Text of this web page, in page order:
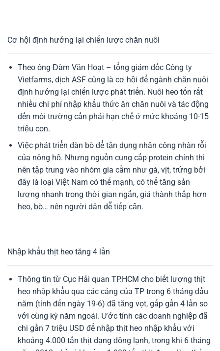
Cơ hội định hướng lại chiến lược chăn nuôi
Theo ông Đàm Văn Hoạt – tổng giám đốc Công ty
Vietfarms, dịch ASF cũng là cơ hội để ngành chăn nuôi
định hướng lại chiến lược phát triển. Nuôi heo tốn rất
nhiều chi phí nhập khẩu thức ăn chăn nuôi và tác động
đến môi trường cần phải hạn chế ở mức khoảng 10-15
triệu con.
Việc phát triển đàn bò để tận dụng nhân công nhàn rỗi
của nông hộ. Nhưng nguồn cung cấp protein chính thì
nên tập trung vào nhóm gia cầm như gà, vịt, trứng bởi
đây là loại Việt Nam có thế mạnh, có thể tăng sản
lượng nhanh trong thời gian ngắn, giá thành thấp hơn
heo, bò… nên người dân dễ tiếp cận.
Nhập khẩu thịt heo tăng 4 lần
Thông tin từ Cục Hải quan TP.HCM cho biết lượng thịt
heo nhập khẩu qua các cảng của TP trong 6 tháng đầu
năm (tính đến ngày 19-6) đã tăng vọt, gấp gần 4 lần so
với cùng kỳ năm ngoái. Ước tính các doanh nghiệp đã
chi gần 7 triệu USD để nhập thịt heo nhập khẩu với
khoảng 4.000 tấn thịt dạng đông lạnh, trong khi 6 tháng